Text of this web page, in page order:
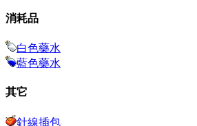
消耗品
白色藥水
藍色藥水
其它
針線插包